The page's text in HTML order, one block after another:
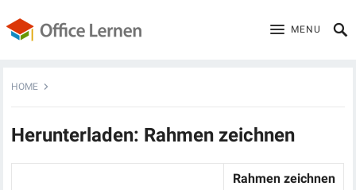
MENU
HOME
Herunterladen: Rahmen zeichnen
Rahmen zeichnen